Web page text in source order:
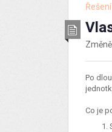
Po
Co je